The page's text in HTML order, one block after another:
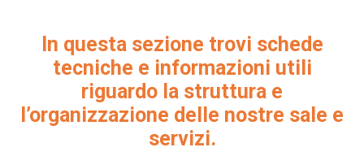
In questa sezione trovi schede
tecniche e informazioni utili
riguardo la struttura e
l’organizzazione delle nostre sale e
servizi.